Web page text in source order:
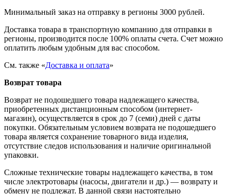
Минимальный заказ на отправку в регионы 3000 рублей.
Доставка товара в транспортную компанию для отправки в
регионы, производится после 100% оплаты счета. Счет можно
оплатить любым удобным для вас способом.
См. также «Доставка и оплата»
Возврат товара
Возврат не подошедшего товара надлежащего качества,
приобретенных дистанционным способом (интернет-
магазин), осуществляется в срок до 7 (семи) дней с даты
покупки. Обязательным условием возврата не подошедшего
товара является сохранение товарного вида изделия,
отсутствие следов использования и наличие оригинальной
упаковки.
Сложные технические товары надлежащего качества, в том
числе электротовары (насосы, двигатели и др.) — возврату и
обмену не подлежат. В данной связи настоятельно